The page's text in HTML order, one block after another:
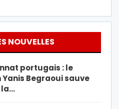
NOUVELLES
portugais : le
Begraoui sauve
la…